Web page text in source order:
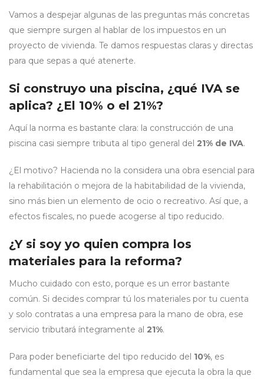
Vamos a despejar algunas de las preguntas más concretas
que siempre surgen al hablar de los impuestos en un
proyecto de vivienda. Te damos respuestas claras y directas
para que sepas a qué atenerte.
Si construyo una piscina, ¿qué IVA se
aplica? ¿El 10% o el 21%?
Aquí la norma es bastante clara: la construcción de una
piscina casi siempre tributa al tipo general del 21% de IVA.
¿El motivo? Hacienda no la considera una obra esencial para
la rehabilitación o mejora de la habitabilidad de la vivienda,
sino más bien un elemento de ocio o recreativo. Así que, a
efectos fiscales, no puede acogerse al tipo reducido.
¿Y si soy yo quien compra los
materiales para la reforma?
Mucho cuidado con esto, porque es un error bastante
común. Si decides comprar tú los materiales por tu cuenta
y solo contratas a una empresa para la mano de obra, ese
servicio tributará íntegramente al 21%.
Para poder beneficiarte del tipo reducido del 10%, es
fundamental que sea la empresa que ejecuta la obra la que